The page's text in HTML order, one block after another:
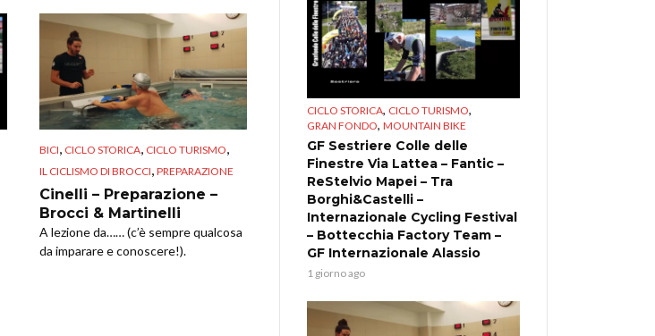
BICI, CICLO STORICA, CICLO TURISMO,
IL CICLISMO DI BROCCI, PREPARAZIONE
Cinelli – Preparazione –
Brocci & Martinelli
A lezione da…… (c’è sempre qualcosa
da imparare e conoscere!).
CICLO STORICA, CICLO TURISMO,
GRAN FONDO, MOUNTAIN BIKE
GF Sestriere Colle delle
Finestre Via Lattea – Fantic –
ReStelvio Mapei – Tra
Borghi&Castelli –
Internazionale Cycling Festival
– Bottecchia Factory Team –
GF Internazionale Alassio
1 giorno ago